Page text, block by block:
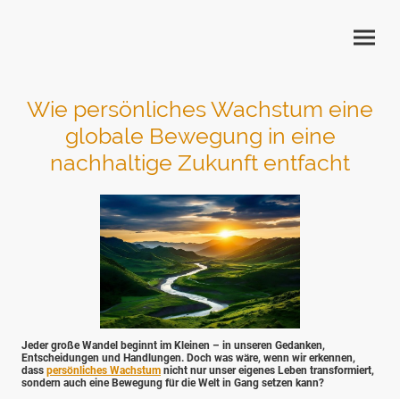
Wie persönliches Wachstum eine
globale Bewegung in eine
nachhaltige Zukunft entfacht
Jeder große Wandel beginnt im Kleinen – in unseren Gedanken,
Entscheidungen und Handlungen. Doch was wäre, wenn wir erkennen,
dass persönliches Wachstum nicht nur unser eigenes Leben transformiert,
sondern auch eine Bewegung für die Welt in Gang setzen kann?